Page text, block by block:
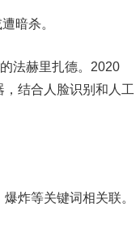
暗杀。
法赫里扎德。2020
结合人脸识别和人工
炸等关键词相关联。